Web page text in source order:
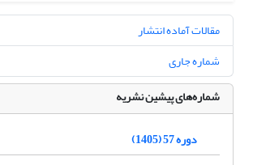
مقالات آماده انتشار
شماره جاری
شماره‌های پیشین نشریه
دوره 57 (1405)